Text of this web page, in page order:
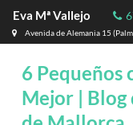
Eva Mª Vallejo
Avenida de Alemania 15
6 Pequeños
Mejor | Blog